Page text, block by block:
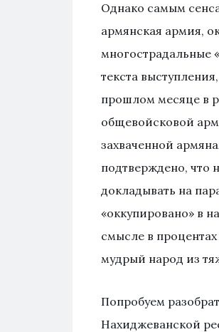
Однако самым
армянская армия,
многострадальные
текста
прошлом месяце в
общевойсковой
захваченной
подтверждено, что
докладывать на
«оккупировано» в
смысле в
мудрый народ из
Попробуем
Нахиджеванской